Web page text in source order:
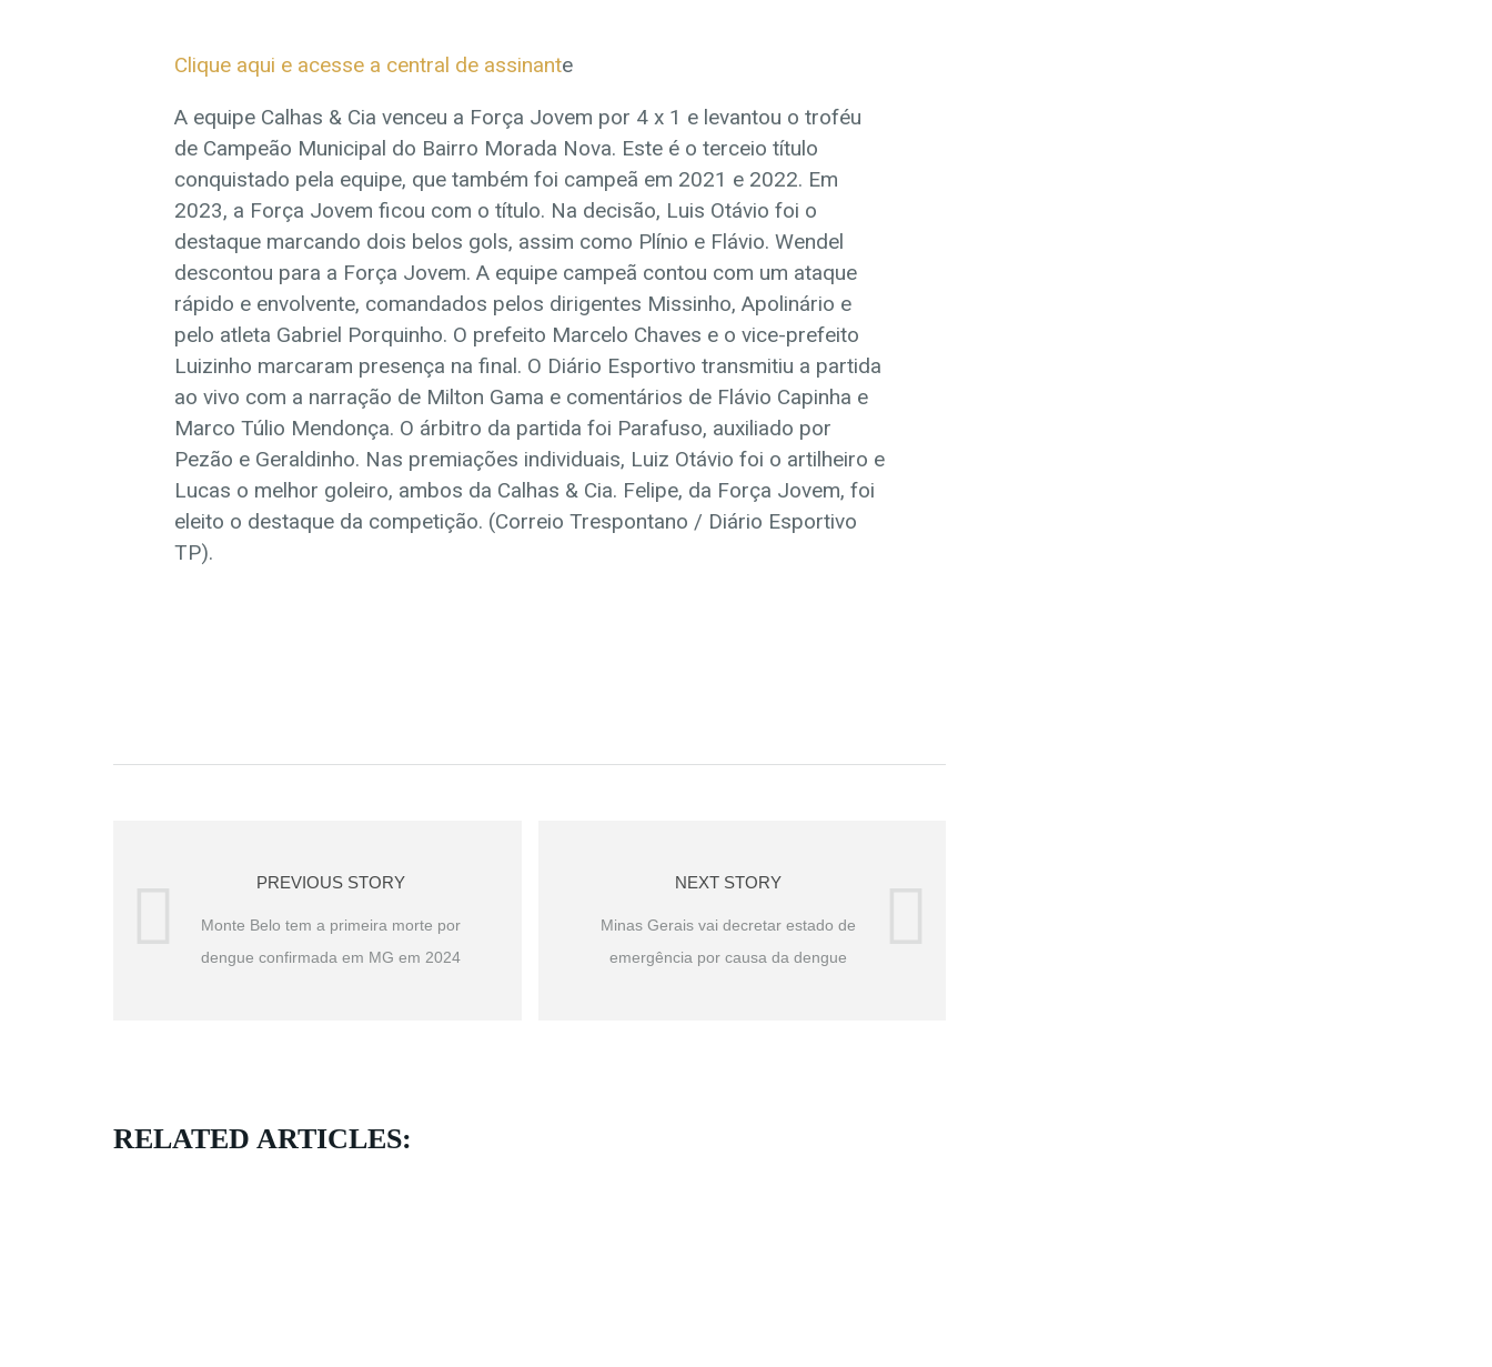
Clique aqui e acesse a central de assinante
A equipe Calhas & Cia venceu a Força Jovem por 4 x 1 e levantou o troféu
de Campeão Municipal do Bairro Morada Nova. Este é o terceio título
conquistado pela equipe, que também foi campeã em 2021 e 2022. Em
2023, a Força Jovem ficou com o título. Na decisão, Luis Otávio foi o
destaque marcando dois belos gols, assim como Plínio e Flávio. Wendel
descontou para a Força Jovem. A equipe campeã contou com um ataque
rápido e envolvente, comandados pelos dirigentes Missinho, Apolinário e
pelo atleta Gabriel Porquinho. O prefeito Marcelo Chaves e o vice-prefeito
Luizinho marcaram presença na final. O Diário Esportivo transmitiu a partida
ao vivo com a narração de Milton Gama e comentários de Flávio Capinha e
Marco Túlio Mendonça. O árbitro da partida foi Parafuso, auxiliado por
Pezão e Geraldinho. Nas premiações individuais, Luiz Otávio foi o artilheiro e
Lucas o melhor goleiro, ambos da Calhas & Cia. Felipe, da Força Jovem, foi
eleito o destaque da competição. (Correio Trespontano / Diário Esportivo
TP).
PREVIOUS STORY
Monte Belo tem a primeira morte por
dengue confirmada em MG em 2024
NEXT STORY
Minas Gerais vai decretar estado de
emergência por causa da dengue
RELATED ARTICLES: